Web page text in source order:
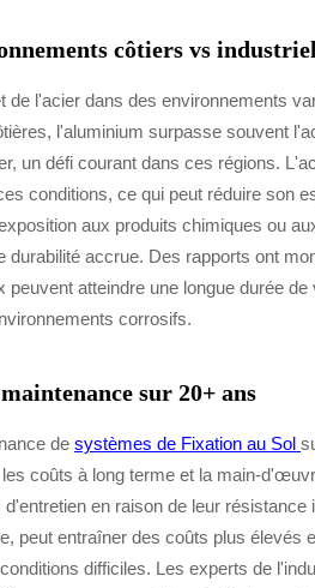
côtiers vs
de l'acier dans des environnements
l'aluminium surpasse souvent
un défi courant dans ces régions.
conditions, ce qui peut réduire son
aux produits chimiques ou
durabilité accrue. Des rapports ont
peuvent atteindre une longue durée
corrosifs.
sur 20+ ans
de systèmes de Fixation au Sol
coûts à long terme et la main-
en raison de leur
peut entraîner des coûts plus
difficiles. Les experts de